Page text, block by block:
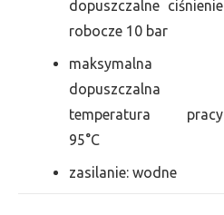
dopuszczalne ciśnienie
robocze 10 bar
maksymalna
dopuszczalna
temperatura pracy
95°C
zasilanie: wodne